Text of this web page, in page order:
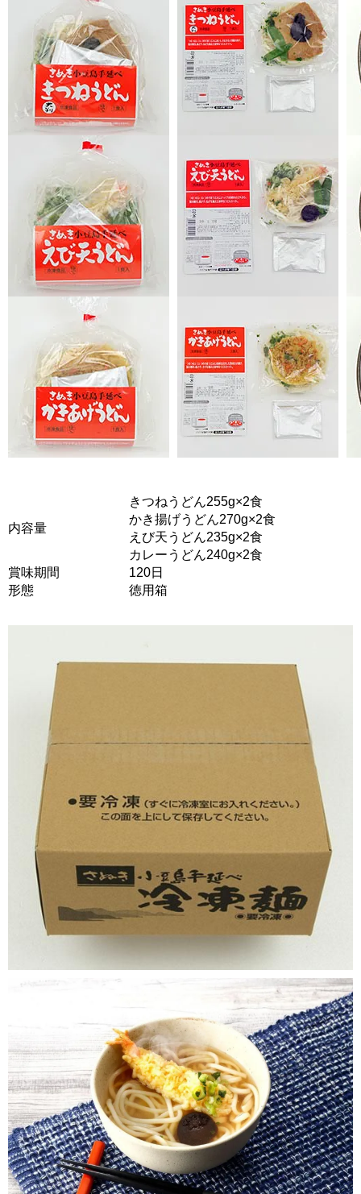
内容量
きつねうどん255g×2食
かき揚げうどん270g×2食
えび天うどん235g×2食
カレーうどん240g×2食
賞味期間
120日
形態
徳用箱